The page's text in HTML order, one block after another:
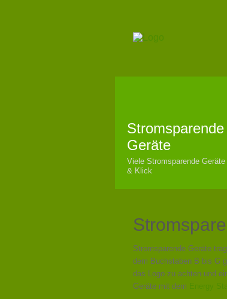
Stromsparende
Geräte
Viele Stromsparende
& Klick
Stromsparende Geräte
dem Buchstaben B bis G
das Logo zu achten und
Geräte mit dem
Energy